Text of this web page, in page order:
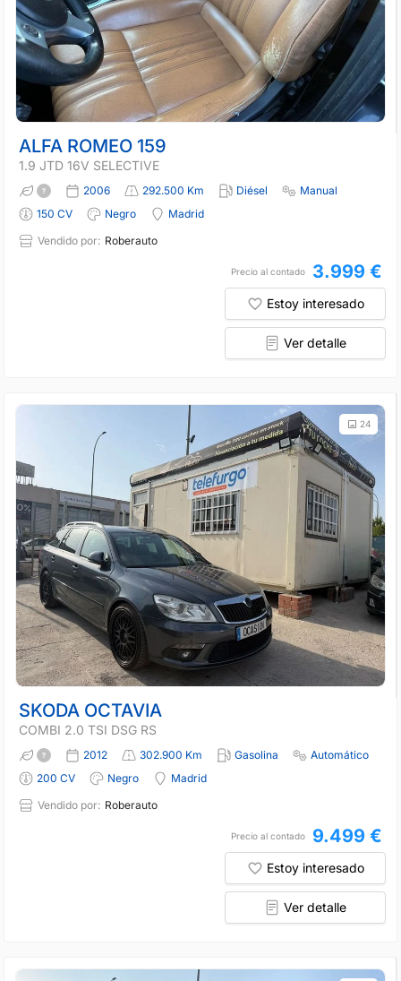
ALFA ROMEO 159
1.9 JTD 16V SELECTIVE
2006 292.500 Km Diésel
Manual
150 CV
Negro
Madrid
Vendido por: Roberauto
Precio al contado 3.999 €
Estoy interesado
Ver detalle
24
SKODA OCTAVIA
COMBI 2.0 TSI DSG RS
2012 302.900 Km Gasolina
Automático
200 CV
Negro
Madrid
Vendido por: Roberauto
Precio al contado 9.499 €
Estoy interesado
Ver detalle